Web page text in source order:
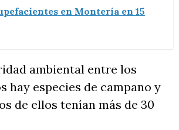
en Montería en 15
ambiental entre los
hay especies de campano y
de ellos tenían más de 30